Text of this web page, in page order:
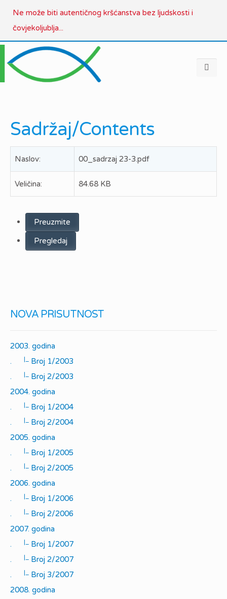
Ne može biti autentičnog kršćanstva bez ljudskosti i
čovjekoljublja...
Sadržaj/Contents
Naslov: 00_sadrzaj 23-3.pdf
Veličina: 84.68 KB
Preuzmite
Pregledaj
NOVA PRISUTNOST
2003. godina
.
|_
Broj 1/2003
.
|_
Broj 2/2003
2004. godina
.
|_
Broj 1/2004
.
|_
Broj 2/2004
2005. godina
.
|_
Broj 1/2005
.
|_
Broj 2/2005
2006. godina
.
|_
Broj 1/2006
.
|_
Broj 2/2006
2007. godina
.
|_
Broj 1/2007
.
|_
Broj 2/2007
.
|_
Broj 3/2007
2008. godina